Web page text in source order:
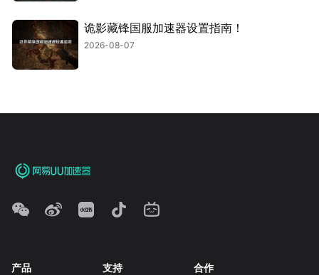
诡影藏锋国服加速器设置指南！
2026-08-07
产品 支持 合作